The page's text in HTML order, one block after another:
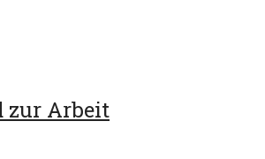
zur Arbeit